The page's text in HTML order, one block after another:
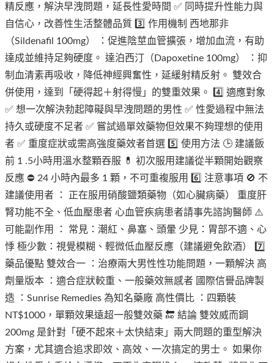
精反應，解決早洩問題，延長性愛時間 ✅ 同時提升性能力與
自信心，改善性生活整體品質 3️⃣ 作用機制 西地那非
（Sildenafil 100mg） ：促進陰莖血管擴張，增加血流，有助
達成並維持足夠硬度。 達泊西汀（Dapoxetine 100mg） ：抑
制血清素再吸收，降低神經興奮性，延緩射精反射。 雙效合
併使用，達到「硬得起＋射得慢」的雙重效果。 4️⃣ 適應對象
✅ 想一次解決勃起障礙與早洩問題的男性 ✅ 性愛過程中無法
持久或硬度不足者 ✅ 嘗試過單效藥物但效果不夠理想的使用
者 ✅ 重度症狀或需高強度藥效者首選 5️⃣ 使用方法 🕒 建議飯
前 1 .5小時用溫水整顆吞服 💊 初次服用建議從半顆開始觀察
反應 ⛔ 24 小時內最多 1 顆，不可重複服用 6️⃣ 注意事項 🚫 不
建議使用者 ： 正在服用硝酸鹽類藥物（如心臟病藥） 重度肝
腎功能不全、低血壓患者 心血管疾病患者請事先諮詢醫師 ⚠️
可能副作用 ： 常見：潮紅、鼻塞、頭暈 少見：胃部不適、心
悸 極少數：視覺模糊、輕微低血壓反應（建議避免飲酒） 7️⃣
藥品優點 雙效合一 ：治療兩大男性性功能問題，一顆解決 高
劑量版本 ：適合症狀較重、一般藥效無感者 國際信譽品牌製
造 ：Sunrise Remedies 為知名藥廠 高性價比 ：四顆裝
NT$1000，單顆效果遠超一般雙效藥 🔚 結論 雙效威而鋼
200mg 是針對「硬不起來＋太快結束」兩大問題的重型解決
方案，尤其適合追求即效、高效、一次搞定的男士。 如果你